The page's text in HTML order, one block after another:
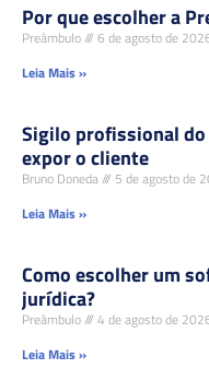
Por que escolher a
Preâmbulo
6 de agosto de
Leia Mais »
Sigilo profissional do
expor o cliente
Bruno Doneda
5 de agosto de
Leia Mais »
Como escolher um
jurídica?
Preâmbulo
4 de agosto de
Leia Mais »